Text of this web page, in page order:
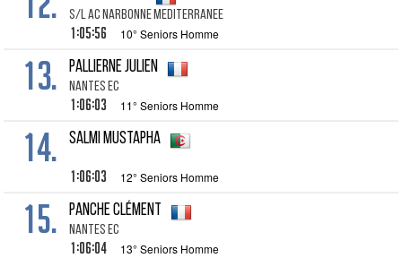
S/L AC NARBONNE MEDITERRANEE
1:05:56 10° Seniors Homme
13. PALLIERNE JULIEN
NANTES EC
1:06:03 11° Seniors Homme
14. SALMI MUSTAPHA
1:06:03 12° Seniors Homme
15. PANCHE CLÉMENT
NANTES EC
1:06:04 13° Seniors Homme